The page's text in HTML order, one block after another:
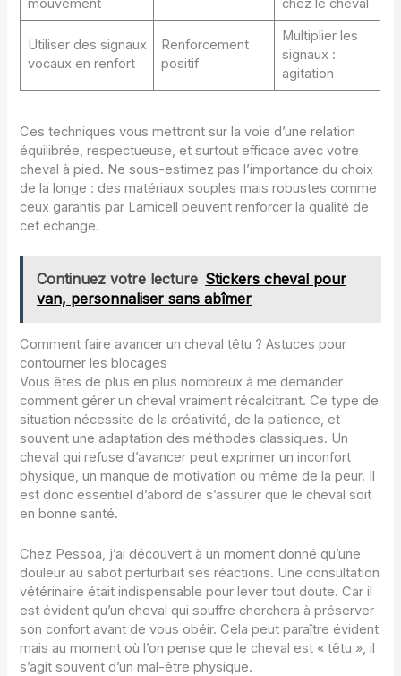
mouvement chez le cheval
Utiliser des signaux
vocaux en renfort
Renforcement
positif
Multiplier les
signaux :
agitation
Ces techniques vous mettront sur la voie d’une relation
équilibrée, respectueuse, et surtout efficace avec votre
cheval à pied. Ne sous-estimez pas l’importance du choix
de la longe : des matériaux souples mais robustes comme
ceux garantis par Lamicell peuvent renforcer la qualité de
cet échange.
Continuez votre lecture Stickers cheval pour
van, personnaliser sans abîmer
Comment faire avancer un cheval têtu ? Astuces pour
contourner les blocages
Vous êtes de plus en plus nombreux à me demander
comment gérer un cheval vraiment récalcitrant. Ce type de
situation nécessite de la créativité, de la patience, et
souvent une adaptation des méthodes classiques. Un
cheval qui refuse d’avancer peut exprimer un inconfort
physique, un manque de motivation ou même de la peur. Il
est donc essentiel d’abord de s’assurer que le cheval soit
en bonne santé.
Chez Pessoa, j’ai découvert à un moment donné qu’une
douleur au sabot perturbait ses réactions. Une consultation
vétérinaire était indispensable pour lever tout doute. Car il
est évident qu’un cheval qui souffre cherchera à préserver
son confort avant de vous obéir. Cela peut paraître évident
mais au moment où l’on pense que le cheval est « têtu », il
s’agit souvent d’un mal-être physique.